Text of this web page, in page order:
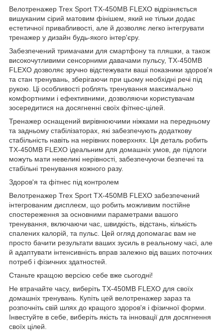
Велотренажер Trex Sport TX-450MB FLEXO відрізняється
вишуканим сірий матовим фінішем, який не тільки додає
естетичної привабливості, але й дозволяє легко інтегрувати
тренажер у дизайн будь-якого інтер'єру.
Забезпечений тримачами для смартфону та пляшки, а також
високочутливими сенсорними давачами пульсу, TX-450MB
FLEXO дозволяє зручно відстежувати ваші показники здоров'я
та стан тренувань, зберігаючи при цьому необхідні речі під
рукою. Ці особливості роблять тренування максимально
комфортними і ефективними, дозволяючи користувачам
зосередитися на досягненні своїх фітнес-цілей.
Тренажер оснащений вирівнюючими ніжками на передньому
та задньому стабілізаторах, які забезпечують додаткову
стабільність навіть на нерівних поверхнях. Ця деталь робить
TX-450MB FLEXO ідеальним для домашніх умов, де підлоги
можуть мати невеликі нерівності, забезпечуючи безпечні та
стабільні тренування кожного разу.
Здоров'я та фітнес під контролем
Велотренажер Trex Sport TX-450MB FLEXO забезпечений
інтегрованим дисплеєм, що робить можливим постійне
спостереження за основними параметрами вашого
тренування, включаючи час, швидкість, відстань, кількість
спалених калорій, та пульс. Цей огляд допомагає вам не
просто бачити результати ваших зусиль в реальному часі, але
й адаптувати інтенсивність вправ залежно від ваших поточних
потреб і фізичних здатностей.
Станьте кращою версією себе вже сьогодні!
Не втрачайте часу, виберіть TX-450MB FLEXO для своїх
домашніх тренувань. Купіть цей велотренажер зараз та
розпочніть свій шлях до кращого здоров'я і фізичної форми.
Інвестуйте в себе, виберіть якість та інновації для досягнення
своїх цілей.